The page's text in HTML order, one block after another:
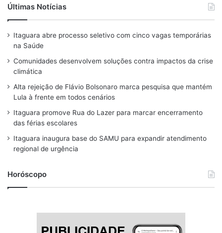
a
c
e
b
o
o
k
h
r
e
a
d
s
n
s
t
a
r
a
m
u
e
s
y
u
T
u
e
Últimas Notícias
Itaguara abre processo seletivo com cinco vagas temporárias
na Saúde
Comunidades desenvolvem soluções contra impactos da crise
climática
Alta rejeição de Flávio Bolsonaro marca pesquisa que mantém
Lula à frente em todos cenários
Itaguara promove Rua do Lazer para marcar encerramento
das férias escolares
Itaguara inaugura base do SAMU para expandir atendimento
regional de urgência
Horóscopo